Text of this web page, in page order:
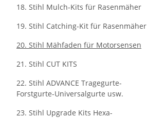
18. Stihl Mulch-Kits für Rasenmäher
19. Stihl Catching-Kit für Rasenmäher
20. Stihl Mähfaden für Motorsensen
21. Stihl CUT KITS
22. Stihl ADVANCE Tragegurte-
Forstgurte-Universalgurte usw.
23. Stihl Upgrade Kits Hexa-